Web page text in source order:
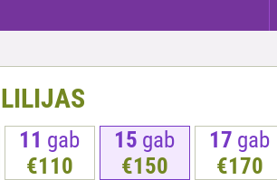
11 gab
€110
15 gab
€150
17 gab
€170